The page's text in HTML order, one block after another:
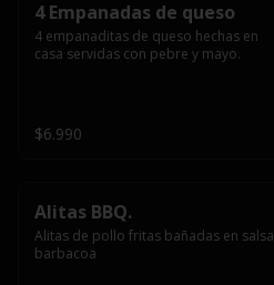
4 Empanadas de queso
4 empanaditas de queso hechas en
casa servidas con pebre y mayo.
$6.990
Alitas BBQ.
Alitas de pollo fritas bañadas en salsa
barbacoa